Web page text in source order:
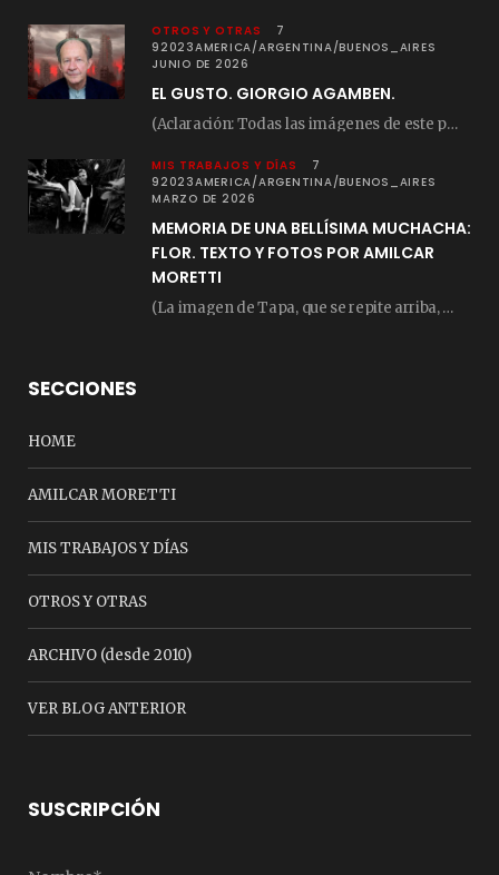
OTROS Y OTRAS
7
92023AMERICA/ARGENTINA/BUENOS_AIRES
JUNIO DE 2026
EL GUSTO. GIORGIO AGAMBEN.
(Aclaración: Todas las imágenes de este posteo fueron tomadas de Bloghemia.com, y todos los…
MIS TRABAJOS Y DÍAS
7
92023AMERICA/ARGENTINA/BUENOS_AIRES
MARZO DE 2026
MEMORIA DE UNA BELLÍSIMA MUCHACHA:
FLOR. TEXTO Y FOTOS POR AMILCAR
MORETTI
(La imagen de Tapa, que se repite arriba, fue compuesta por Amilcar Moretti el viernes…
SECCIONES
HOME
AMILCAR MORETTI
MIS TRABAJOS Y DÍAS
OTROS Y OTRAS
ARCHIVO (desde 2010)
VER BLOG ANTERIOR
SUSCRIPCIÓN